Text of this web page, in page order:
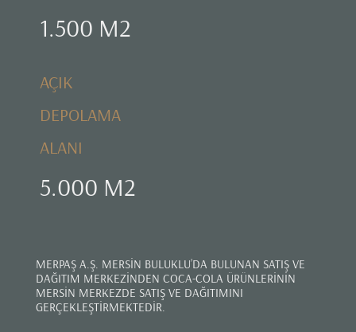
1.500 M2
AÇIK
DEPOLAMA
ALANI
5.000 M2
MERPAŞ A.Ş. MERSİN BULUKLU’DA BULUNAN SATIŞ VE
DAĞITIM MERKEZİNDEN COCA-COLA ÜRÜNLERİNİN
MERSİN MERKEZDE SATIŞ VE DAĞITIMINI
GERÇEKLEŞTİRMEKTEDİR.